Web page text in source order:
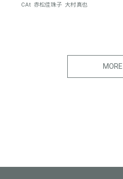
CAt 赤松佳珠子 大村真也
MORE